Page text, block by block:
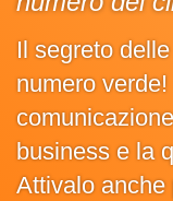
Il segreto
numero
business e la
Attivalo